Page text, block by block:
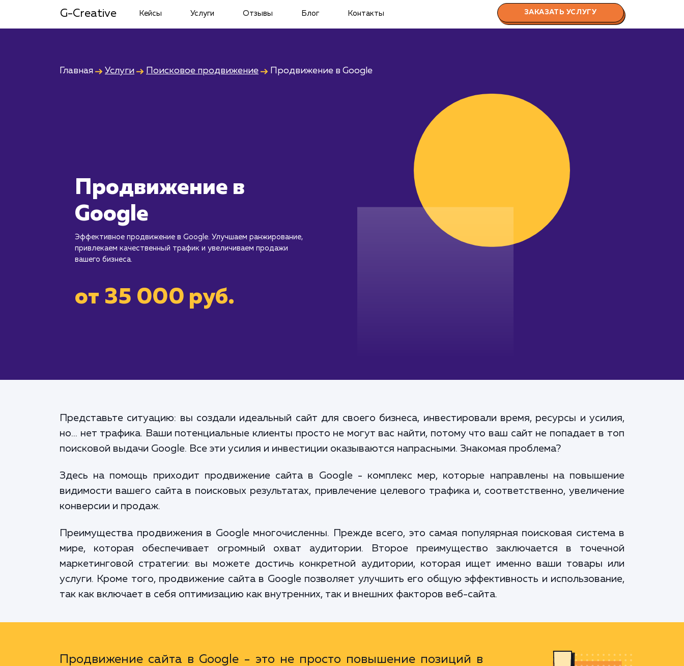
G-Creative Кейсы Услуги Отзывы Блог Контакты ЗАКАЗАТЬ УСЛУГУ
Главная Услуги Поисковое продвижение Продвижение в Google
Продвижение в
Google
Эффективное продвижение в Google. Улучшаем ранжирование,
привлекаем качественный трафик и увеличиваем продажи
вашего бизнеса.
от 35 000 руб.
Представьте ситуацию: вы создали идеальный сайт для своего бизнеса, инвестировали время, ресурсы и усилия,
но... нет трафика. Ваши потенциальные клиенты просто не могут вас найти, потому что ваш сайт не попадает в топ
поисковой выдачи Google. Все эти усилия и инвестиции оказываются напрасными. Знакомая проблема?
Здесь на помощь приходит продвижение сайта в Google - комплекс мер, которые направлены на повышение
видимости вашего сайта в поисковых результатах, привлечение целевого трафика и, соответственно, увеличение
конверсии и продаж.
Преимущества продвижения в Google многочисленны. Прежде всего, это самая популярная поисковая система в
мире, которая обеспечивает огромный охват аудитории. Второе преимущество заключается в точечной
маркетинговой стратегии: вы можете достичь конкретной аудитории, которая ищет именно ваши товары или
услуги. Кроме того, продвижение сайта в Google позволяет улучшить его общую эффективность и использование,
так как включает в себя оптимизацию как внутренних, так и внешних факторов веб-сайта.
Продвижение сайта в Google - это не просто повышение позиций в